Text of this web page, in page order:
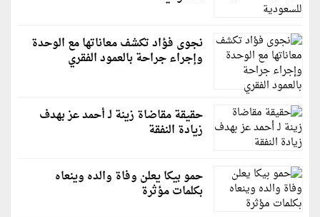
نجوى فؤاد تكشف معاناتها مع الوحدة
وإجراء جراحة بالعمود الفقري
حقيقة مقاضاة زينة لـ أحمد عز بهدف
زيادة النفقة
حمو بيكا يعلن وفاة والده وينعاه
بكلمات مؤثرة